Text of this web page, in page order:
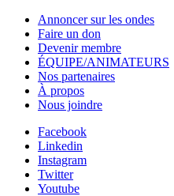
Annoncer sur les ondes
Faire un don
Devenir membre
ÉQUIPE/ANIMATEURS
Nos partenaires
À propos
Nous joindre
Facebook
Linkedin
Instagram
Twitter
Youtube